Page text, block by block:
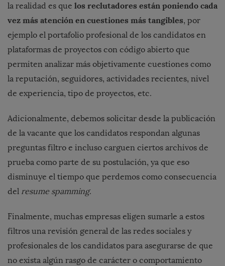
la realidad es que los reclutadores están poniendo cada
vez más atención en cuestiones más tangibles, por
ejemplo el portafolio profesional de los candidatos en
plataformas de proyectos con código abierto que
permiten analizar más objetivamente cuestiones como
la reputación, seguidores, actividades recientes, nivel
de experiencia, tipo de proyectos, etc.
Adicionalmente, debemos solicitar desde la publicación
de la vacante que los candidatos respondan algunas
preguntas filtro e incluso carguen ciertos archivos de
prueba como parte de su postulación, ya que eso
disminuye el tiempo que perdemos como consecuencia
del resume spamming.
Finalmente, muchas empresas eligen sumarle a estos
filtros una revisión general de las redes sociales y
profesionales de los candidatos para asegurarse de que
no exista algún rasgo de carácter o comportamiento